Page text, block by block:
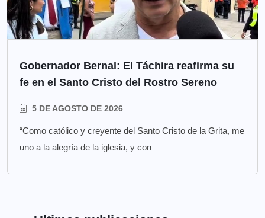
Gobernador Bernal: El Táchira reafirma su
fe en el Santo Cristo del Rostro Sereno
5 DE AGOSTO DE 2026
“Como católico y creyente del Santo Cristo de la Grita, me
uno a la alegría de la iglesia, y con